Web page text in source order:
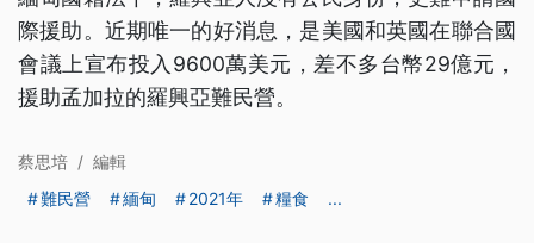
際援助。近期唯一的好消息，是美國和英國在聯合國
會議上宣布投入9600萬美元，差不多台幣29億元，
援助孟加拉的羅興亞難民營。
蔡思培 / 編輯
難民營
緬甸 2021年 糧食 ...